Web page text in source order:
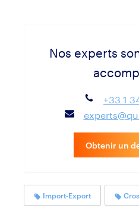
Nos experts
+33 1
Obtenir un
Import-Export